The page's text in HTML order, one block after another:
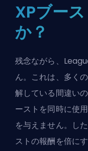
XPブー
か？
残念ながら、
ん。これは、多く
解している間違い
ーストを同時に使
を与えません。し
ストの報酬を倍に